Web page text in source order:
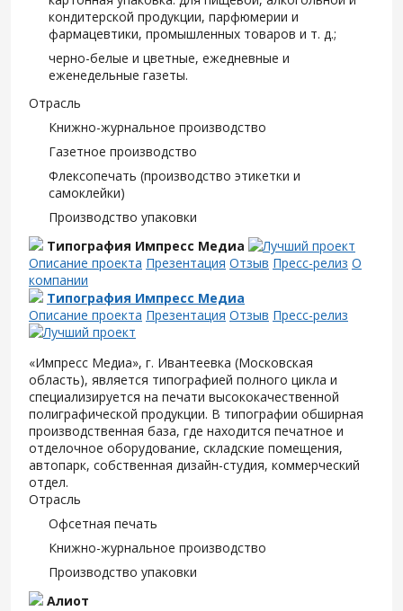
кондитерской продукции, парфюмерии и
фармацевтики, промышленных товаров и т. д.;
черно-белые и цветные, ежедневные и
еженедельные газеты.
Отрасль
Книжно-журнальное производство
Газетное производство
Флексопечать (производство этикетки и
самоклейки)
Производство упаковки
Типография Импресс Медиа
Описание проекта Презентация Отзыв Пресс-релиз О
компании
Типография Импресс Медиа
Описание проекта Презентация Отзыв Пресс-релиз
«Импресс Медиа», г. Ивантеевка (Московская
область), является типографией полного цикла и
специализируется на печати высококачественной
полиграфической продукции. В типографии обширная
производственная база, где находится печатное и
отделочное оборудование, складские помещения,
автопарк, собственная дизайн-студия, коммерческий
отдел.
Отрасль
Офсетная печать
Книжно-журнальное производство
Производство упаковки
Алиот